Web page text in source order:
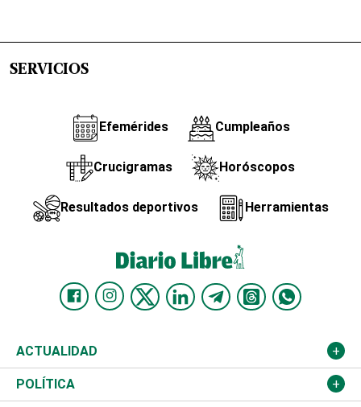
SERVICIOS
Efemérides Cumpleaños
Crucigramas Horóscopos
Resultados deportivos Herramientas
ACTUALIDAD
Nacional
POLÍTICA